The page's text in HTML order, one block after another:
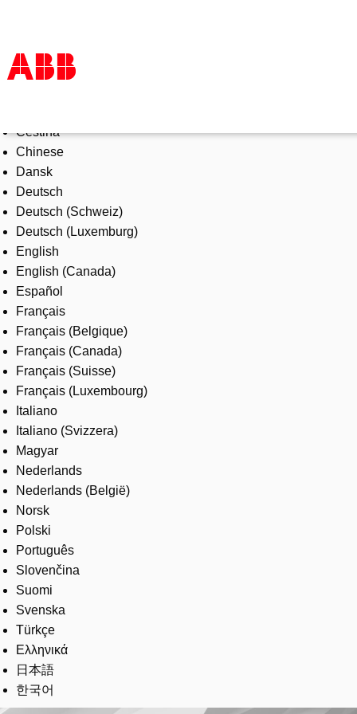
Products & Solutions
Industries
Services
About us
Where to buy
Contact us
Careers
Čeština
Chinese
Dansk
Deutsch
Deutsch (Schweiz)
Deutsch (Luxemburg)
English
English (Canada)
Español
Français
Français (Belgique)
Français (Canada)
Français (Suisse)
Français (Luxembourg)
Italiano
Italiano (Svizzera)
Magyar
Nederlands
Nederlands (België)
Norsk
Polski
Português
Slovenčina
Suomi
Svenska
Türkçe
Ελληνικά
日本語
한국어